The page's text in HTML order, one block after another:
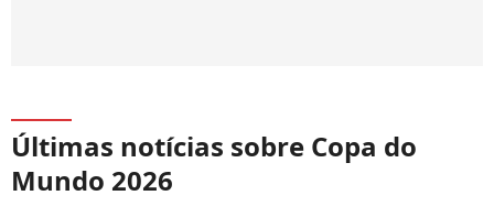
Últimas notícias sobre Copa do
Mundo 2026